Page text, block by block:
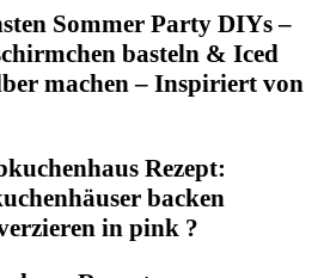
Sommer Party DIYs –
basteln & Iced
machen – Inspiriert von